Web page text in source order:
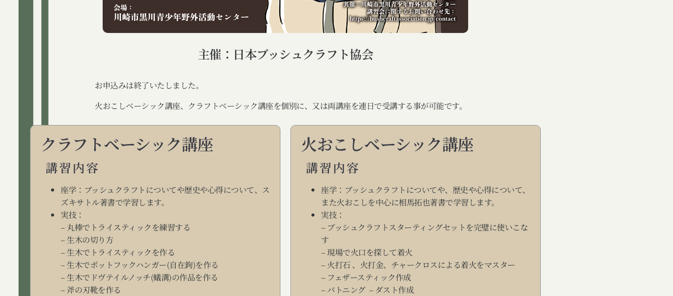
主催：日本ブッシュクラフト協会
お申込みは終了いたしました。
火おこしベーシック講座、クラフトベーシック講座を個別に、又は両講座を連日で受講する事が可能です。
クラフトベーシック講座
講習内容
座学： ブッシュクラフトについてや歴史や心得について、ス
ズキサトル著書で学習します。
実技：
– 丸棒でトライスティックを練習する
– 生木の切り方
– 生木でトライスティックを作る
– 生木でポットフックハンガー(自在鉤)を作る
– 生木でドヴテイルノッチ(蟻溝)の作品を作る
– 斧の刃靴を作る
火おこしベーシック講座
講習内容
座学：ブッシュクラフトについてや、歴史や心得について、
また火おこしを中心に相馬拓也著書で学習します。
実技：
– ブッシュクラフトスターティングセットを完璧に使いこな
す
– 現場で火口を探して着火
– 火打石 、火打金、チャークロスによる着火をマスター
– フェザースティック作成
– バトニング – ダスト作成